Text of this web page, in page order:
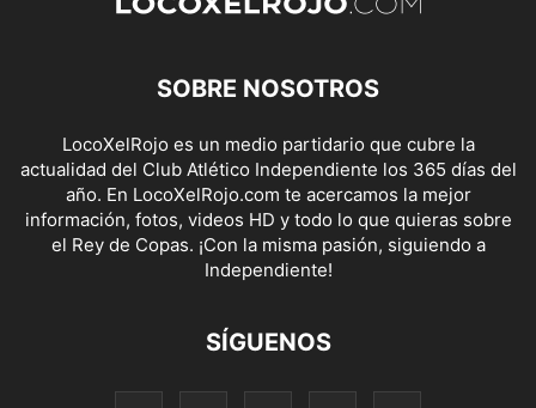
SOBRE NOSOTROS
LocoXelRojo es un medio partidario que cubre la
actualidad del Club Atlético Independiente los 365 días del
año. En LocoXelRojo.com te acercamos la mejor
información, fotos, videos HD y todo lo que quieras sobre
el Rey de Copas. ¡Con la misma pasión, siguiendo a
Independiente!
SÍGUENOS